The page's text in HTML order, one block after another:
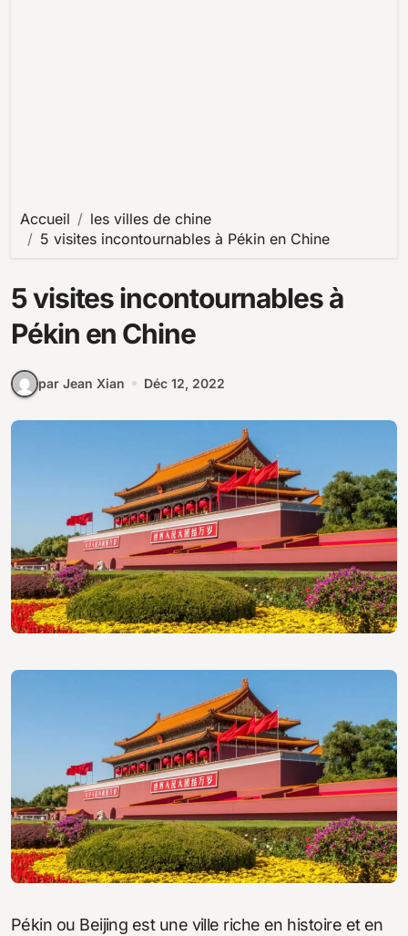
Accueil
les villes de chine
5 visites incontournables à Pékin en Chine
5 visites incontournables à
Pékin en Chine
par Jean Xian Déc 12, 2022
Pékin ou Beijing est une ville riche en histoire et en